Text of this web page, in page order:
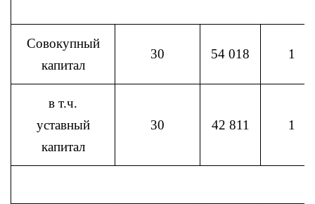
Совокупный
капитал
30 54 018 1
в т.ч.
уставный
капитал
30 42 811 1